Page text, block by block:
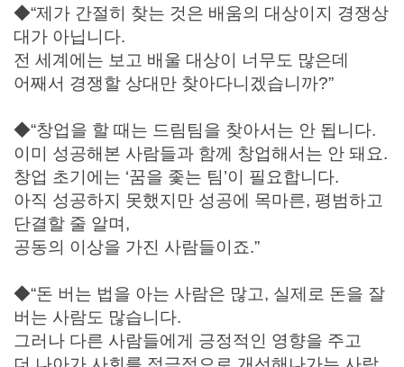
◆“제가 간절히 찾는 것은 배움의 대상이지 경쟁상
대가 아닙니다.
전 세계에는 보고 배울 대상이 너무도 많은데
어째서 경쟁할 상대만 찾아다니겠습니까?”
◆“창업을 할 때는 드림팀을 찾아서는 안 됩니다.
이미 성공해본 사람들과 함께 창업해서는 안 돼요.
창업 초기에는 ‘꿈을 좇는 팀’이 필요합니다.
아직 성공하지 못했지만 성공에 목마른, 평범하고
단결할 줄 알며,
공동의 이상을 가진 사람들이죠.”
◆“돈 버는 법을 아는 사람은 많고, 실제로 돈을 잘
버는 사람도 많습니다.
그러나 다른 사람들에게 긍정적인 영향을 주고